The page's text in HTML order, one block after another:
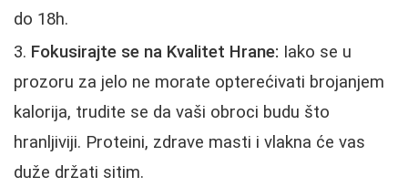
do 18h.
Fokusirajte se na Kvalitet Hrane: Iako se u
prozoru za jelo ne morate opterećivati brojanjem
kalorija, trudite se da vaši obroci budu što
hranljiviji. Proteini, zdrave masti i vlakna će vas
duže držati sitim.